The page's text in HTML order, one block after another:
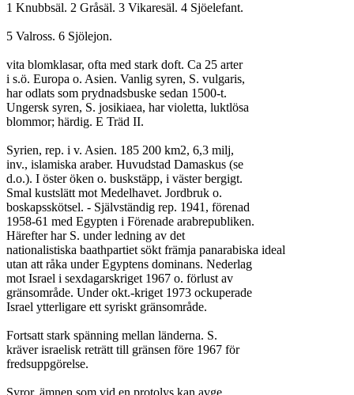
1 Knubbsäl. 2 Gråsäl. 3 Vikaresäl. 4 Sjöelefant.
5 Valross. 6 Sjölejon.
vita blomklasar, ofta med stark doft. Ca 25 arter
i s.ö. Europa o. Asien. Vanlig syren, S. vulgaris,
har odlats som prydnadsbuske sedan 1500-t.
Ungersk syren, S. josikiaea, har violetta, luktlösa
blommor; härdig. E Träd II.
Syrien, rep. i v. Asien. 185 200 km2, 6,3 milj,
inv., islamiska araber. Huvudstad Damaskus (se
d.o.). I öster öken o. buskstäpp, i väster bergigt.
Smal kustslätt mot Medelhavet. Jordbruk o.
boskapsskötsel. - Självständig rep. 1941, förenad
1958-61 med Egypten i Förenade arabrepubliken.
Härefter har S. under ledning av det
nationalistiska baathpartiet sökt främja panarabiska ideal
utan att råka under Egyptens dominans. Nederlag
mot Israel i sexdagarskriget 1967 o. förlust av
gränsområde. Under okt.-kriget 1973 ockuperade
Israel ytterligare ett syriskt gränsområde.
Fortsatt stark spänning mellan länderna. S.
kräver israelisk reträtt till gränsen före 1967 för
fredsuppgörelse.
Syror, ämnen som vid en protolys kan avge